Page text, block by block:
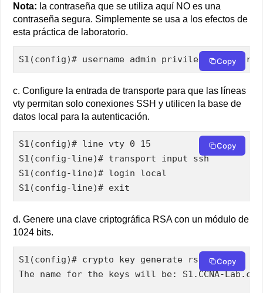
Nota: la contraseña que se utiliza aquí NO es una
contraseña segura. Simplemente se usa a los efectos de
esta práctica de laboratorio.
S1(config)# username admin privilege 15 secret
Copy
c. Configure la entrada de transporte para que las líneas
vty permitan solo conexiones SSH y utilicen la base de
datos local para la autenticación.
S1(config)# line vty 0 15
S1(config-line)# transport input ssh
S1(config-line)# login local
S1(config-line)# exit
Copy
d. Genere una clave criptográfica RSA con un módulo de
1024 bits.
S1(config)# crypto key generate rsa modulus
The name for the keys will be: S1.CCNA-Lab.com
Copy